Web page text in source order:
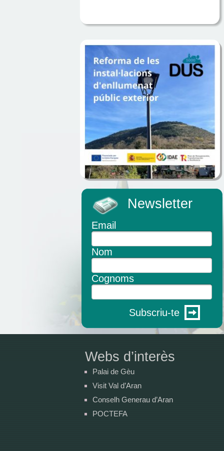
Newsletter
Email
Nom
Cognoms
Subscriu-te
Webs d’interès
Palai de Gèu
Visit Val d’Aran
Conselh Generau d’Aran
POCTEFA